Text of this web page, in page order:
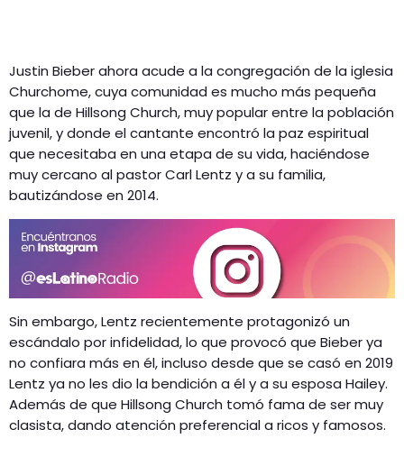
Justin Bieber ahora acude a la congregación de la iglesia
Churchome, cuya comunidad es mucho más pequeña
que la de Hillsong Church, muy popular entre la población
juvenil, y donde el cantante encontró la paz espiritual
que necesitaba en una etapa de su vida, haciéndose
muy cercano al pastor Carl Lentz y a su familia,
bautizándose en 2014.
Sin embargo, Lentz recientemente protagonizó un
escándalo por infidelidad, lo que provocó que Bieber ya
no confiara más en él, incluso desde que se casó en 2019
Lentz ya no les dio la bendición a él y a su esposa Hailey.
Además de que Hillsong Church tomó fama de ser muy
clasista, dando atención preferencial a ricos y famosos.